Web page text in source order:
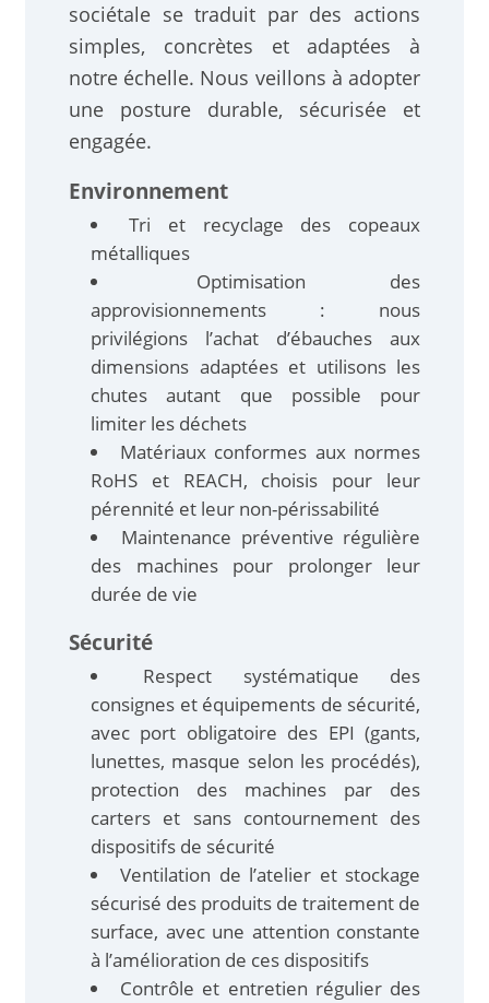
sociétale se traduit par des actions
simples, concrètes et adaptées à
notre échelle. Nous veillons à adopter
une posture durable, sécurisée et
engagée.
Environnement
Tri et recyclage des copeaux
métalliques
Optimisation des
approvisionnements : nous
privilégions l’achat d’ébauches aux
dimensions adaptées et utilisons les
chutes autant que possible pour
limiter les déchets
Matériaux conformes aux normes
RoHS et REACH, choisis pour leur
pérennité et leur non-périssabilité
Maintenance préventive régulière
des machines pour prolonger leur
durée de vie
Sécurité
Respect systématique des
consignes et équipements de sécurité,
avec port obligatoire des EPI (gants,
lunettes, masque selon les procédés),
protection des machines par des
carters et sans contournement des
dispositifs de sécurité
Ventilation de l’atelier et stockage
sécurisé des produits de traitement de
surface, avec une attention constante
à l’amélioration de ces dispositifs
Contrôle et entretien régulier des